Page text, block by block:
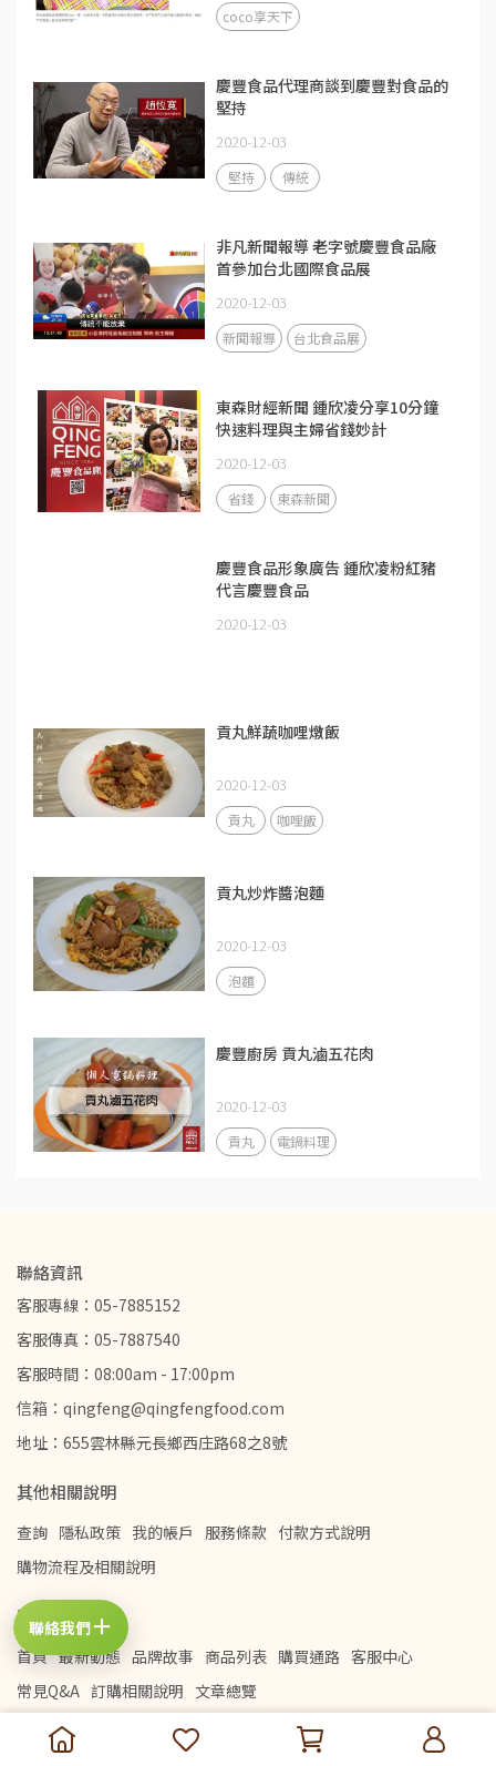
聯絡我們 ＋
coco享天下
慶豐食品代理商談到慶豐對食品的
堅持
2020-12-03
堅持 傳統
非凡新聞報導 老字號慶豐食品廠
首參加台北國際食品展
2020-12-03
新聞報導 台北食品展
東森財經新聞 鍾欣凌分享10分鐘
快速料理與主婦省錢妙計
2020-12-03
省錢 東森新聞
慶豐食品形象廣告 鍾欣凌粉紅豬
代言慶豐食品
2020-12-03
貢丸鮮蔬咖哩燉飯
2020-12-03
貢丸 咖哩飯
貢丸炒炸醬泡麵
2020-12-03
泡麵
慶豐廚房 貢丸滷五花肉
2020-12-03
貢丸 電鍋料理
聯絡資訊
客服專線：05-7885152
客服傳真：05-7887540
客服時間：08:00am - 17:00pm
信箱：qingfeng@qingfengfood.com
地址：655雲林縣元長鄉西庄路68之8號
其他相關說明
查詢 隱私政策 我的帳戶 服務條款 付款方式說明
購物流程及相關說明
慶豐食品廠
首頁 最新動態 品牌故事 商品列表 購買通路 客服中心
常見Q&A 訂購相關說明 文章總覽